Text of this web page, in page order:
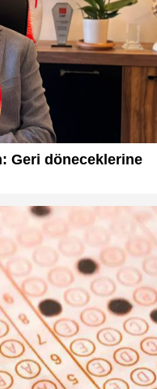
Geri döneceklerine